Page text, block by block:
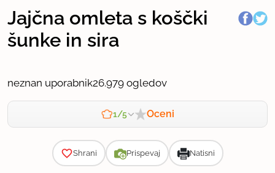
Jajčna omleta s koščki
šunke in sira
neznan uporabnik26.979 ogledov
1/5 Oceni
Shrani Prispevaj Natisni